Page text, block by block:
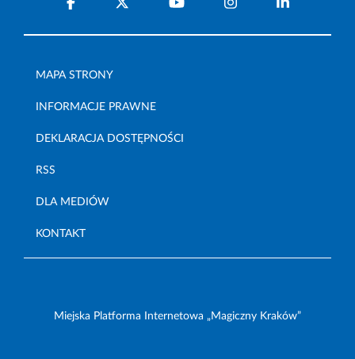
MAPA STRONY
INFORMACJE PRAWNE
DEKLARACJA DOSTĘPNOŚCI
RSS
DLA MEDIÓW
KONTAKT
Miejska Platforma Internetowa „Magiczny Kraków”